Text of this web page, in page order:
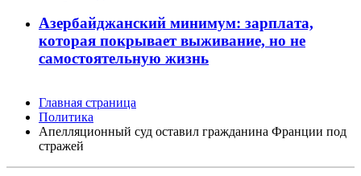
Азербайджанский минимум: зарплата,
которая покрывает выживание, но не
самостоятельную жизнь
Главная страница
Политика
Апелляционный суд оставил гражданина Франции под
стражей